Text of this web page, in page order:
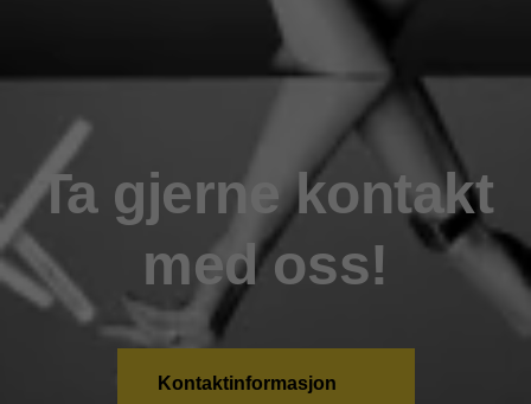
Ta gjerne kontakt
med oss!
Kontaktinformasjon